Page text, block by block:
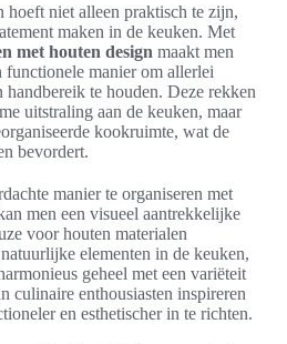
hoeft niet alleen praktisch te zijn,
maken in de keuken. Met
met houten design maakt men
functionele manier om allerlei
te houden. Deze rekken
uitstraling aan de keuken, maar
kookruimte, wat de
bevordert.
manier te organiseren met
men een visueel aantrekkelijke
voor houten materialen
elementen in de keuken,
geheel met een variëteit
culinaire enthousiasten inspireren
en esthetischer in te richten.